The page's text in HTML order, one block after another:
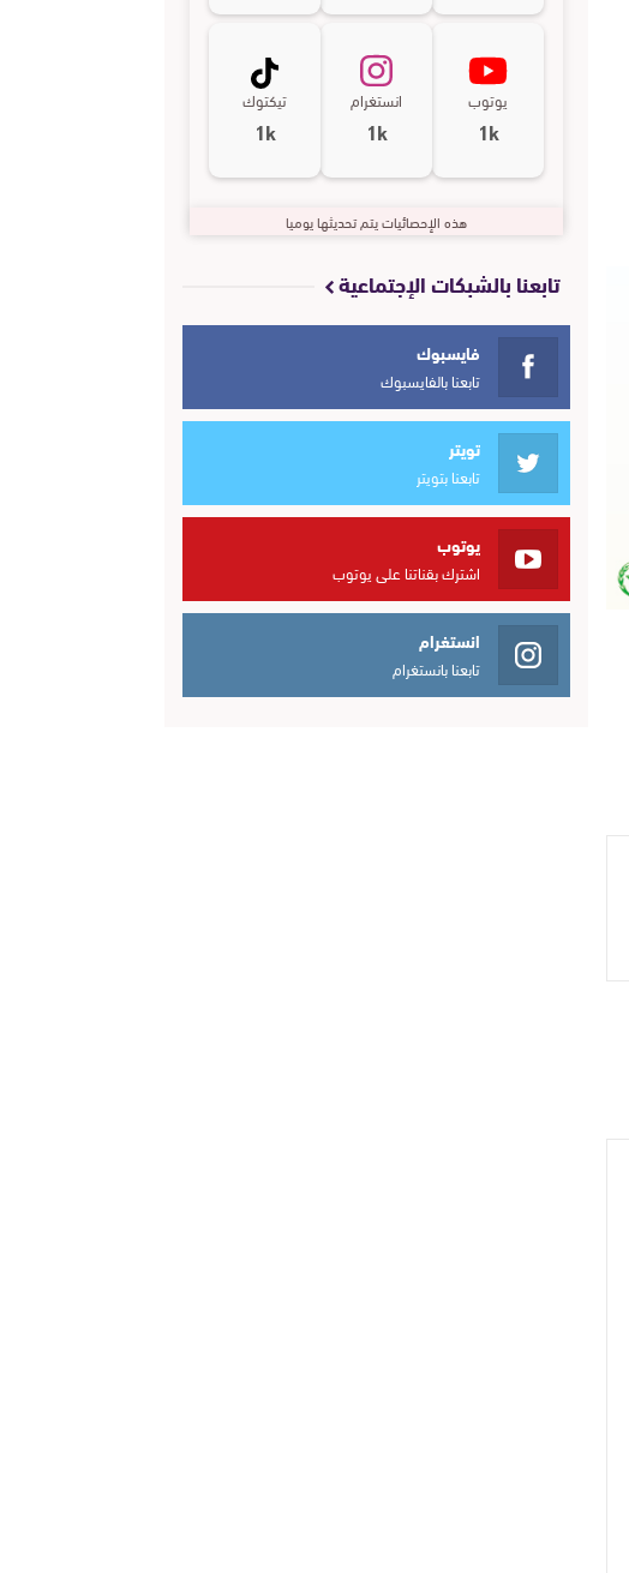
يوتوب
1k
انستغرام
1k
تيكتوك
1k
هذه الإحصائيات يتم تحديثها يوميا
تابعنا بالشبكات الإجتماعية
فايسبوك
تابعنا بالفايسبوك
تويتر
تابعنا بتويتر
يوتوب
اشترك بقناتنا على يوتوب
انستغرام
تابعنا بانستغرام